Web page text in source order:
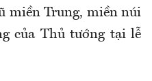
miền Trung, miền núi
của Thủ tướng tại lễ